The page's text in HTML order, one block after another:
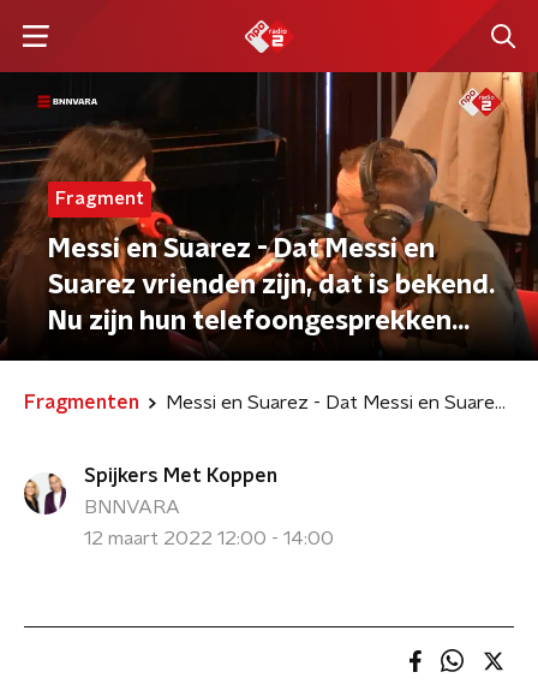
Fragment
Messi en Suarez - Dat Messi en
Suarez vrienden zijn, dat is bekend.
Nu zijn hun telefoongesprekken
gelekt. Schrijfster Carolina Trujillo
schreef ze op
Fragmenten Messi en Suarez - Dat Messi en Suarez vrienden zijn, dat is bekend. Nu zijn hun telefoongesprekken gelekt. Schrijfster Carolina Trujillo schreef ze op
Spijkers Met Koppen
BNNVARA
12 maart 2022 12:00 - 14:00